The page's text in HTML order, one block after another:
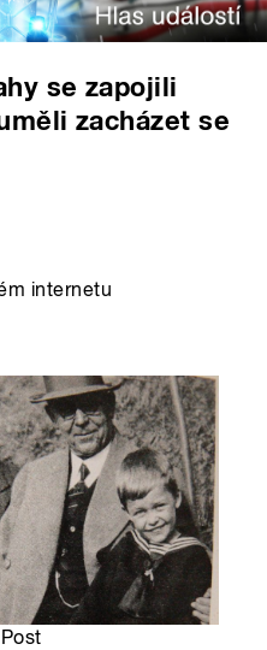
se zapojili
zacházet se
internetu